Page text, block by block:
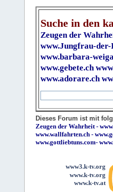
Suche in den
Zeugen der
www.Jungfrau-
www.barbara-
www.gebete.ch
www.adorare.ch
Dieses Forum ist mit
Zeugen der Wahrheit -
www.wallfahrten.ch -
www.gottliebtuns.com-
www3.k-tv.org
www.k-tv.org
www.k-tv.at